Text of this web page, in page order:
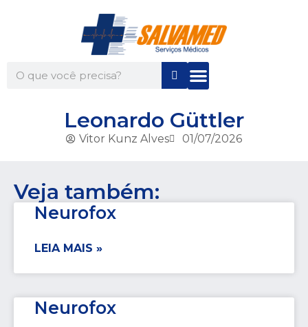
Leonardo Güttler
Vitor Kunz Alves 01/07/2026
Veja também:
Neurofox
LEIA MAIS »
Neurofox